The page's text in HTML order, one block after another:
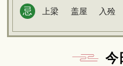
忌 上梁 盖屋 入殓
今